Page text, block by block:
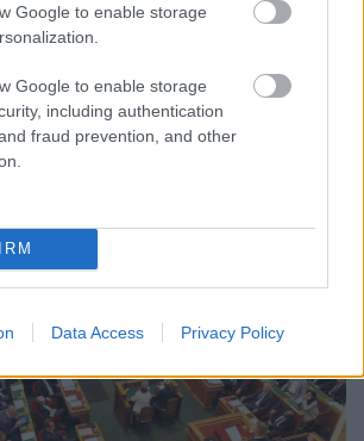
Google to enable storage
Google to enable storage
including authentication
fraud prevention, and other
Data Access Privacy Policy
tényleg egy ingyenes e-mail
hogy megvédje a Fidesz maradékát.
Szólj hozzá!